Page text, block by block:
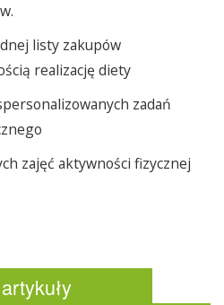
listy zakupów
realizację diety
zadań
zajęć aktywności fizycznej